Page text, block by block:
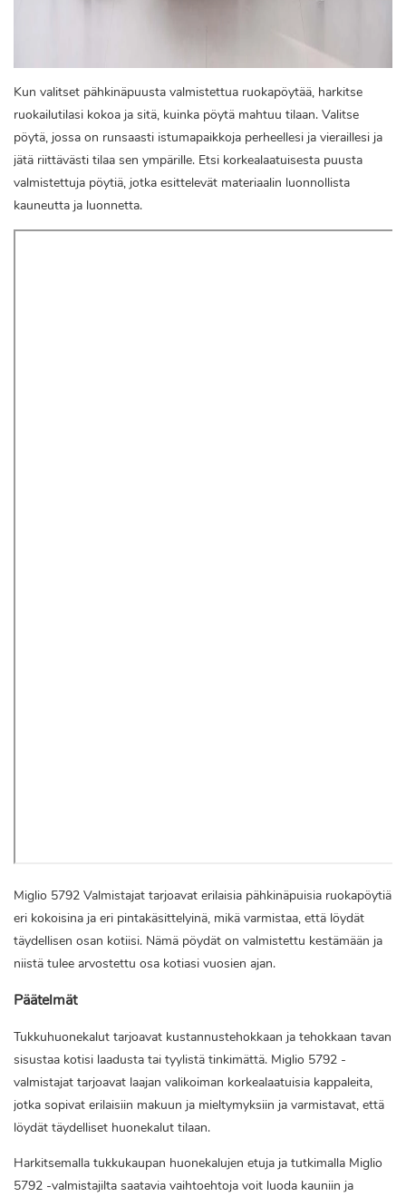
Kun valitset pähkinäpuusta valmistettua ruokapöytää, harkitse
ruokailutilasi kokoa ja sitä, kuinka pöytä mahtuu tilaan. Valitse
pöytä, jossa on runsaasti istumapaikkoja perheellesi ja vieraillesi ja
jätä riittävästi tilaa sen ympärille. Etsi korkealaatuisesta puusta
valmistettuja pöytiä, jotka esittelevät materiaalin luonnollista
kauneutta ja luonnetta.
Miglio 5792 Valmistajat tarjoavat erilaisia ​​pähkinäpuisia ruokapöytiä
eri kokoisina ja eri pintakäsittelyinä, mikä varmistaa, että löydät
täydellisen osan kotiisi. Nämä pöydät on valmistettu kestämään ja
niistä tulee arvostettu osa kotiasi vuosien ajan.
Päätelmät
Tukkuhuonekalut tarjoavat kustannustehokkaan ja tehokkaan tavan
sisustaa kotisi laadusta tai tyylistä tinkimättä. Miglio 5792 -
valmistajat tarjoavat laajan valikoiman korkealaatuisia kappaleita,
jotka sopivat erilaisiin makuun ja mieltymyksiin ja varmistavat, että
löydät täydelliset huonekalut tilaan.
Harkitsemalla tukkukaupan huonekalujen etuja ja tutkimalla Miglio
5792 -valmistajilta saatavia vaihtoehtoja voit luoda kauniin ja